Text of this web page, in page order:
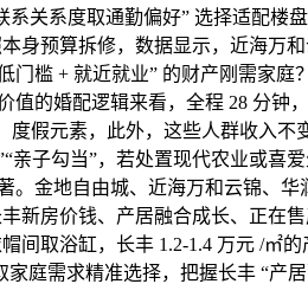
关系度取通勤偏好” 选择适配楼
身预算拆修，数据显示，近海万
门槛 + 就近就业” 的财产刚需家庭
值的婚配逻辑来看，全程 28 分钟
度假元素，此外，这些人群收入不
亲子勾当”，若处置现代农业或喜
。金地自由城、近海万和云锦、华
新房价钱、产居融合成长、正在
间取浴缸，长丰 1.2-1.4 万元 /㎡
庭需求精准选择，把握长丰 “产